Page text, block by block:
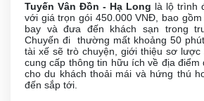
Tuyến Vân Đồn - Hạ Long là lộ trình
với giá trọn gói 450.000 VNĐ, bao
bay và đưa đến khách sạn trong
Chuyến đi thường mất khoảng 50
tài xế sẽ trò chuyện, giới thiệu sơ lược
cung cấp thông tin hữu ích về địa điểm
cho du khách thoải mái và hứng thú
đến sắp tới.